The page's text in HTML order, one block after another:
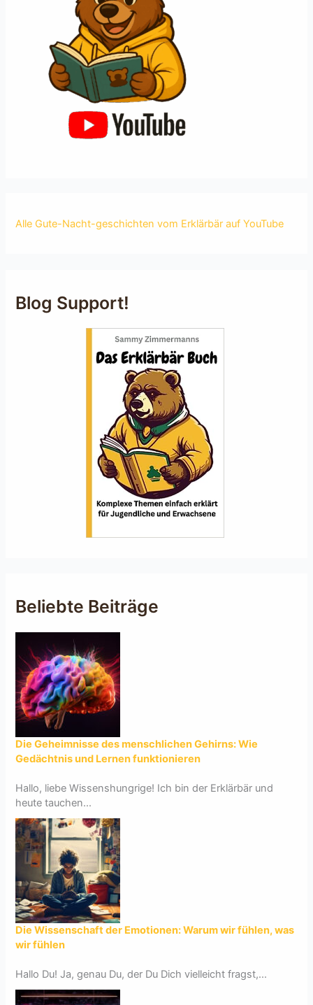
Alle Gute-Nacht-geschichten vom Erklärbär auf YouTube
Blog Support!
Beliebte Beiträge
Die Geheimnisse des menschlichen Gehirns: Wie
Gedächtnis und Lernen funktionieren
Hallo, liebe Wissenshungrige! Ich bin der Erklärbär und
heute tauchen...
Die Wissenschaft der Emotionen: Warum wir fühlen, was
wir fühlen
Hallo Du! Ja, genau Du, der Du Dich vielleicht fragst,...